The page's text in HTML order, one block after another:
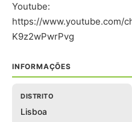
Youtube:
https://www.youtube.com/
K9z2wPwrPvg
INFORMAÇÕES
DISTRITO
Lisboa